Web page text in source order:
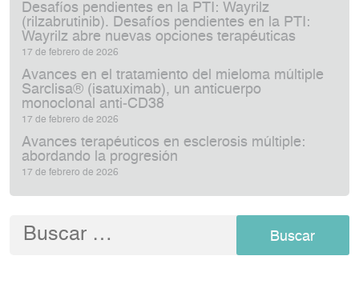
Desafíos pendientes en la PTI: Wayrilz
(rilzabrutinib). Desafíos pendientes en la PTI:
Wayrilz abre nuevas opciones terapéuticas
17 de febrero de 2026
Avances en el tratamiento del mieloma múltiple
Sarclisa® (isatuximab), un anticuerpo
monoclonal anti‑CD38
17 de febrero de 2026
Avances terapéuticos en esclerosis múltiple:
abordando la progresión
17 de febrero de 2026
Buscar: